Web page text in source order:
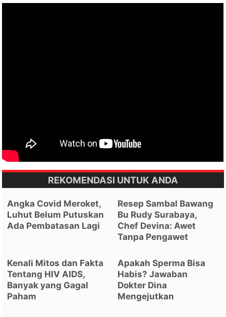
REKOMENDASI UNTUK ANDA
Angka Covid Meroket,
Luhut Belum Putuskan
Ada Pembatasan Lagi
Resep Sambal Bawang
Bu Rudy Surabaya,
Chef Devina: Awet
Tanpa Pengawet
Kenali Mitos dan Fakta
Tentang HIV AIDS,
Banyak yang Gagal
Paham
Apakah Sperma Bisa
Habis? Jawaban
Dokter Dina
Mengejutkan